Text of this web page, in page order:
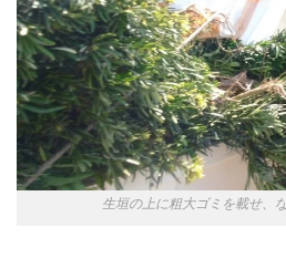
生垣の上に粗大ゴミを載せ、